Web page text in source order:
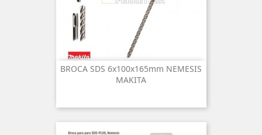
BROCA SDS 6x100x165mm NEMESIS
MAKITA